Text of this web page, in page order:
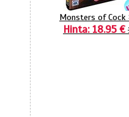
Monsters of Cock
Hinta: 18.95 €